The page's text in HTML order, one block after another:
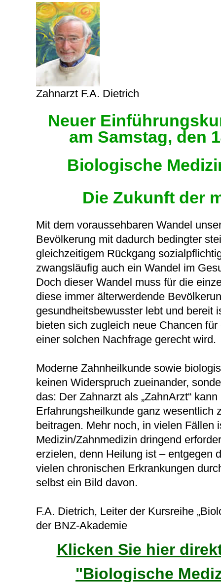
Zahnarzt F.A. Dietrich
Neuer
am Samstag, den
Biologische
Die Zukunft der
Mit dem voraussehbaren Wandel
Bevölkerung mit dadurch bedingter
gleichzeitigem Rückgang
zwangsläufig auch ein Wandel im
Doch dieser Wandel muss für die
diese immer älterwerdende
gesundheitsbewusster lebt und bereit
bieten sich zugleich neue Chancen
einer solchen Nachfrage gerecht wird.
Moderne Zahnheilkunde sowie
keinen Widerspruch zueinander,
das: Der Zahnarzt als „ZahnArzt“
Erfahrungsheilkunde ganz wesentlich
beitragen. Mehr noch, in vielen Fällen
Medizin/Zahnmedizin dringend
erzielen, denn Heilung ist – entgegen
vielen chronischen Erkrankungen
selbst ein Bild davon.
F.A. Dietrich, Leiter der Kursreihe
der BNZ-Akademie
Klicken Sie hier
"Biologische